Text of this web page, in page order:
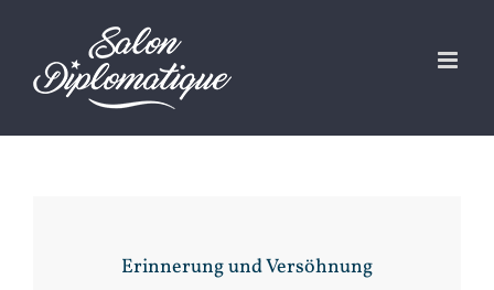
springen
Erinnerung und Versöhnung